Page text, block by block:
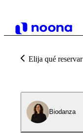
Elija qué reservar
Biodanza